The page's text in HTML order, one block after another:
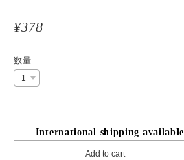
¥378
数量
International shipping available
Add to cart